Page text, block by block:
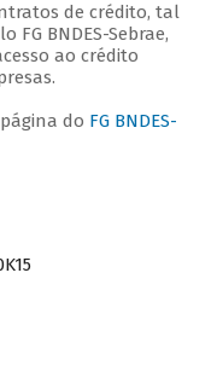
de crédito, tal
BNDES-Sebrae,
ao crédito
do FG BNDES-